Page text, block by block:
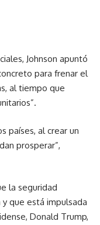
Johnson apuntó
para frenar el
al tiempo que
países, al crear un
prosperar”,
la seguridad
que está impulsada
Donald Trump,